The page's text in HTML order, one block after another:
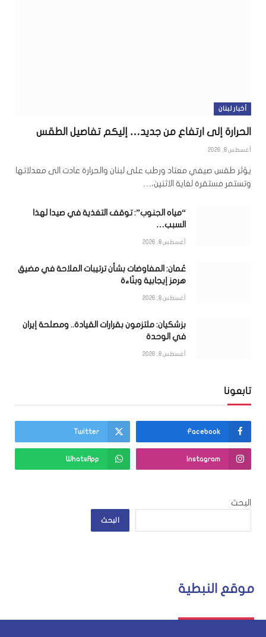
أخبار لبنان
الحرارة إلى ارتفاع من جديد… إليكم تفاصيل الطقس
أغسطس 8, 2026
يؤثر طقس صيفي معتاد ورطب على لبنان والحرارة عادت الى معدلاتها
وتستمر مستقرة لغاية الاثنين،…
“مياه الجنوب”: توقف التغذية في صيدا لهذا
السبب…
أغسطس 8, 2026
عُمان: المفاوضات بشأن ترتيبات الملاحة في مضيق
هرمز إيجابية وبنّاءة
أغسطس 8, 2026
بزشكيان: ملتزمون بقرارات القيادة.. ومصلحة إيران
في الوحدة
أغسطس 8, 2026
تابعونا
Facebook
Twitter
Instagram
WhatsApp
البحث
البحث
موقع النبطية